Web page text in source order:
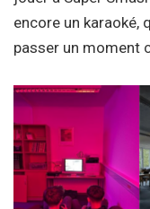
encore un karaoké,
passer un moment